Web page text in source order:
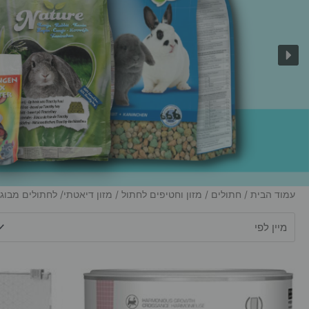
עמוד הבית / חתולים / מזון וחטיפים לחתול / מזון דיאטתי/ לחתולים